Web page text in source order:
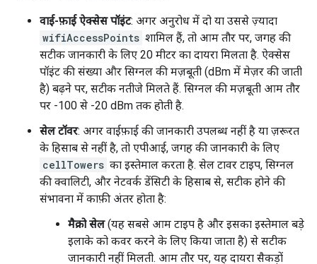
वाई-फ़ाई ऐक्सेस पॉइंट: अगर अनुरोध में दो या उससे ज़्यादा
wifiAccessPoints शामिल हैं, तो आम तौर पर, जगह की
सटीक जानकारी के लिए 20 मीटर का दायरा मिलता है. ऐक्सेस
पॉइंट की संख्या और सिग्नल की मज़बूती (dBm में मेज़र की जाती
है) बढ़ने पर, सटीक नतीजे मिलते हैं. सिग्नल की मज़बूती आम तौर
पर -100 से -20 dBm तक होती है.
सेल टॉवर: अगर वाईफ़ाई की जानकारी उपलब्ध नहीं है या ज़रूरत
के हिसाब से नहीं है, तो एपीआई, जगह की जानकारी के लिए
cellTowers का इस्तेमाल करता है. सेल टावर टाइप, सिग्नल
की क्वालिटी, और नेटवर्क डेंसिटी के हिसाब से, सटीक होने की
संभावना में काफ़ी अंतर होता है:
मैक्रो सेल(यह सबसे आम टाइप है और इसका इस्तेमाल बड़े
इलाके को कवर करने के लिए किया जाता है) से सटीक
जानकारी नहीं मिलती. आम तौर पर, यह दायरा सैकड़ों